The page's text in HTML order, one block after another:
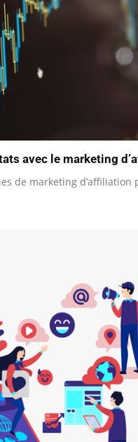
avec le marketing
de marketing